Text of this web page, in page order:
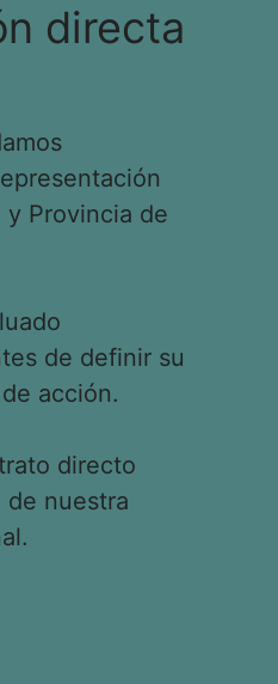
directa
Provincia de
de definir su
acción.
directo
nuestra